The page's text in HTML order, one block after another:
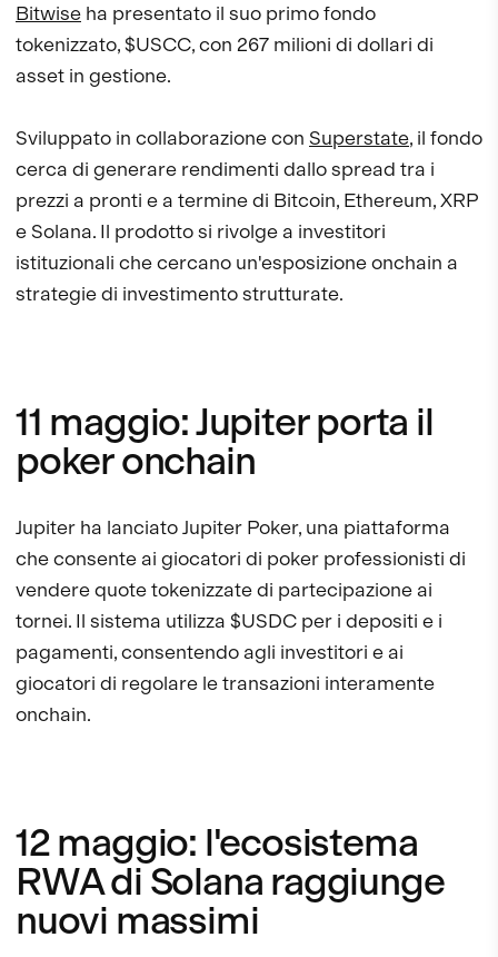
Bitwise ha presentato il suo primo fondo
tokenizzato, $USCC, con 267 milioni di dollari di
asset in gestione.
Sviluppato in collaborazione con Superstate, il fondo
cerca di generare rendimenti dallo spread tra i
prezzi a pronti e a termine di Bitcoin, Ethereum, XRP
e Solana. Il prodotto si rivolge a investitori
istituzionali che cercano un'esposizione onchain a
strategie di investimento strutturate.
11 maggio: Jupiter porta il
poker onchain
Jupiter ha lanciato Jupiter Poker, una piattaforma
che consente ai giocatori di poker professionisti di
vendere quote tokenizzate di partecipazione ai
tornei. Il sistema utilizza $USDC per i depositi e i
pagamenti, consentendo agli investitori e ai
giocatori di regolare le transazioni interamente
onchain.
12 maggio: l'ecosistema
RWA di Solana raggiunge
nuovi massimi